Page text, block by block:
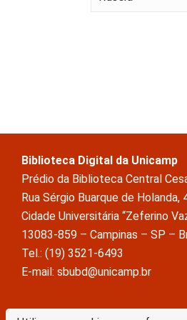
Biblioteca Digital da Unicamp
Prédio da Biblioteca Central
Rua Sérgio Buarque de Holanda,
Cidade Universitária “Zeferino
13083-859 – Campinas – SP –
Tel.: (19) 3521-6493
E-mail: sbubd@unicamp.br